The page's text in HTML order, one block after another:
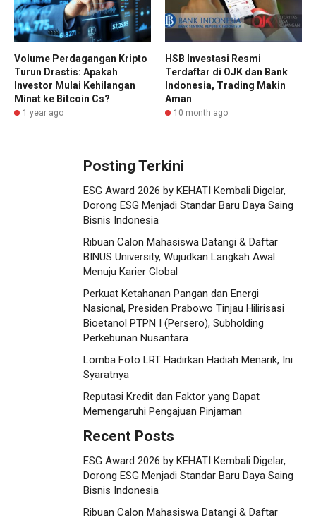
Volume Perdagangan Kripto
Turun Drastis: Apakah
Investor Mulai Kehilangan
Minat ke Bitcoin Cs?
1 year ago
HSB Investasi Resmi
Terdaftar di OJK dan Bank
Indonesia, Trading Makin
Aman
10 month ago
Posting Terkini
ESG Award 2026 by KEHATI Kembali Digelar,
Dorong ESG Menjadi Standar Baru Daya Saing
Bisnis Indonesia
Ribuan Calon Mahasiswa Datangi & Daftar
BINUS University, Wujudkan Langkah Awal
Menuju Karier Global
Perkuat Ketahanan Pangan dan Energi
Nasional, Presiden Prabowo Tinjau Hilirisasi
Bioetanol PTPN I (Persero), Subholding
Perkebunan Nusantara
Lomba Foto LRT Hadirkan Hadiah Menarik, Ini
Syaratnya
Reputasi Kredit dan Faktor yang Dapat
Memengaruhi Pengajuan Pinjaman
Recent Posts
ESG Award 2026 by KEHATI Kembali Digelar,
Dorong ESG Menjadi Standar Baru Daya Saing
Bisnis Indonesia
Ribuan Calon Mahasiswa Datangi & Daftar